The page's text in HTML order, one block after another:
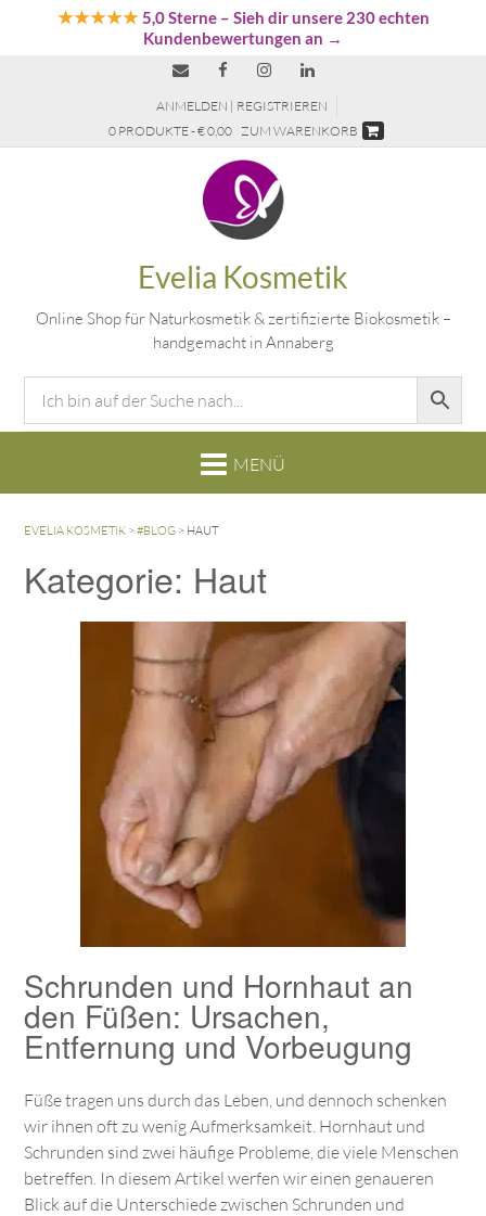
★★★★★5,0 Sterne– Sieh dir unsere 230 echten
Kundenbewertungen an →
ANMELDEN | REGISTRIEREN
0 PRODUKTE - € 0,00 ZUM WARENKORB
Evelia Kosmetik
Online Shop für Naturkosmetik & zertifizierte Biokosmetik –
handgemacht in Annaberg
EVELIA KOSMETIK > #BLOG > HAUT
Kategorie: Haut
Schrunden und Hornhaut an
den Füßen: Ursachen,
Entfernung und Vorbeugung
Füße tragen uns durch das Leben, und dennoch schenken
wir ihnen oft zu wenig Aufmerksamkeit. Hornhaut und
Schrunden sind zwei häufige Probleme, die viele Menschen
betreffen. In diesem Artikel werfen wir einen genaueren
Blick auf die Unterschiede zwischen Schrunden und